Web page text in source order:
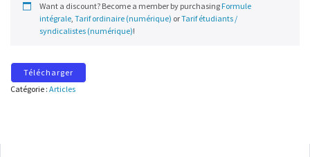
Want a discount? Become a member by purchasing Formule
intégrale, Tarif ordinaire (numérique) orTarif étudiants /
syndicalistes (numérique)!
Télécharger
Catégorie : Articles